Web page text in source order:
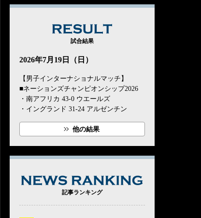
試合結果
2026年7月19日（日）
【男子インターナショナルマッチ】
■ネーションズチャンピオンシップ2026
・南アフリカ 43-0 ウエールズ
・イングランド 31-24 アルゼンチン
他の結果
記事ランキング